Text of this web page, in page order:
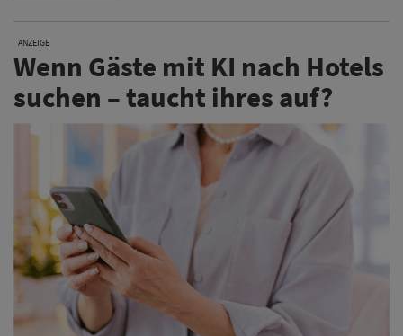
ANZEIGE
Wenn Gäste mit KI nach Hotels
suchen – taucht ihres auf?